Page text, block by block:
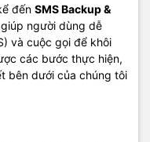
đến SMS Backup &
người dùng dễ
và cuộc gọi để khôi
các bước thực hiện,
bên dưới của chúng tôi